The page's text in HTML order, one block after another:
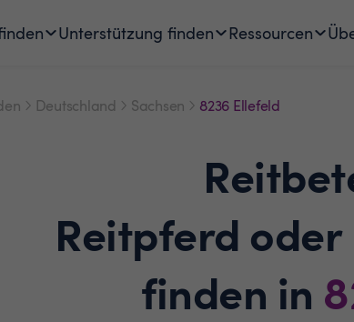
Unterstützung finden Ressourcen
Deutschland Sachsen 8236 Ellefeld
Reitpferd
finden in